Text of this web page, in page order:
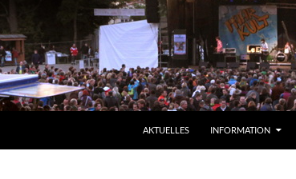
AKTUELLES INFORMATION